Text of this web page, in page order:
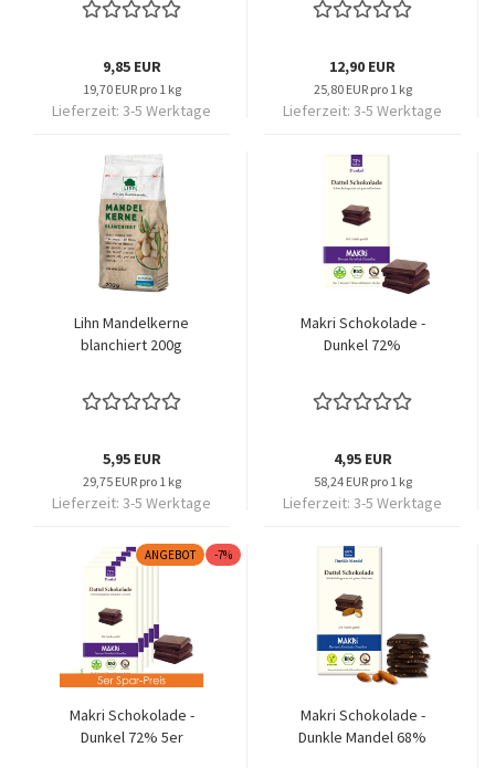
9,85 EUR
19,70 EUR pro 1 kg
Lieferzeit: 3-5 Werktage
12,90 EUR
25,80 EUR pro 1 kg
Lieferzeit: 3-5 Werktage
Lihn Mandelkerne
blanchiert 200g
5,95 EUR
29,75 EUR pro 1 kg
Lieferzeit: 3-5 Werktage
Makri Schokolade -
Dunkel 72%
4,95 EUR
58,24 EUR pro 1 kg
Lieferzeit: 3-5 Werktage
ANGEBOT -7%
Makri Schokolade -
Dunkel 72% 5er
Makri Schokolade -
Dunkle Mandel 68%